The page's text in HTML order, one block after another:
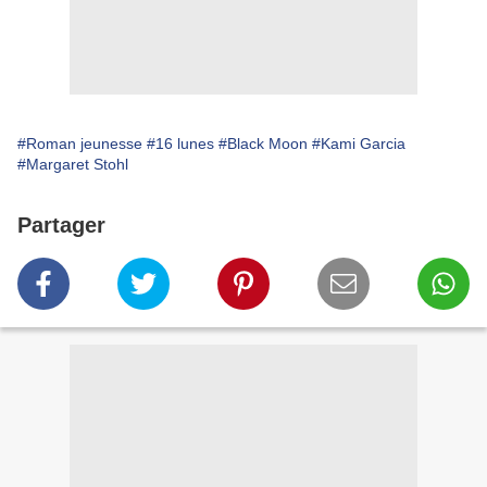
#Roman jeunesse #16 lunes #Black Moon #Kami Garcia
#Margaret Stohl
Partager